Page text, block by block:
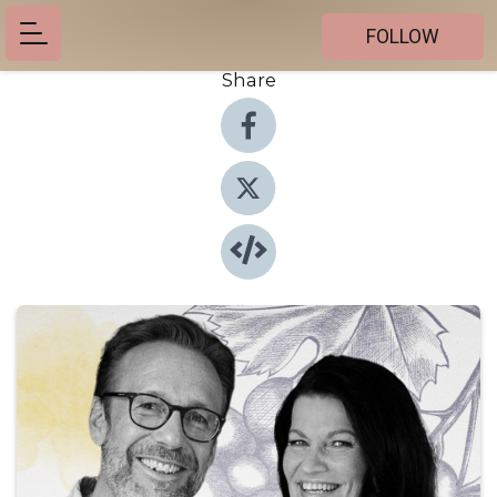
FOLLOW
Share